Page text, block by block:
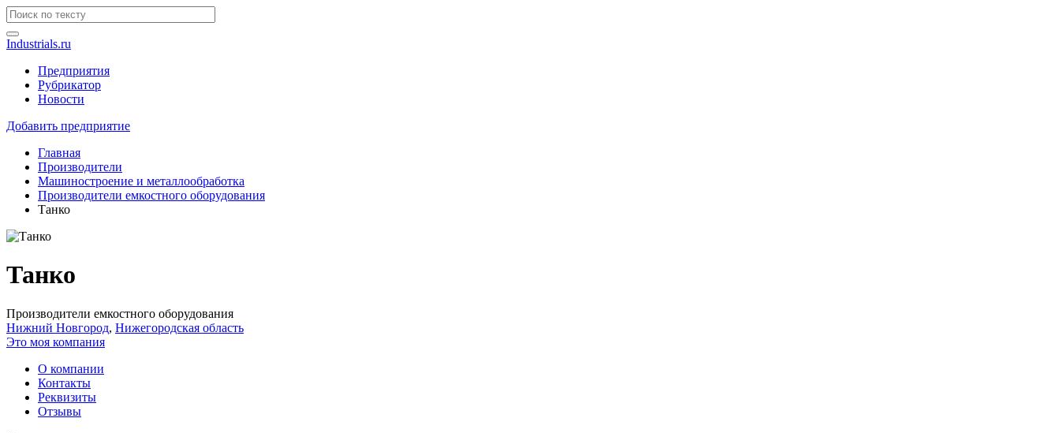
Industrials.ru
Предприятия
Рубрикатор
Новости
Добавить предприятие
Главная
Производители
Машиностроение и металлообработка
Производители емкостного оборудования
Танко
Танко
Производители емкостного оборудования
Нижний Новгород, Нижегородская область
Это моя компания
О компании
Контакты
Реквизиты
Отзывы